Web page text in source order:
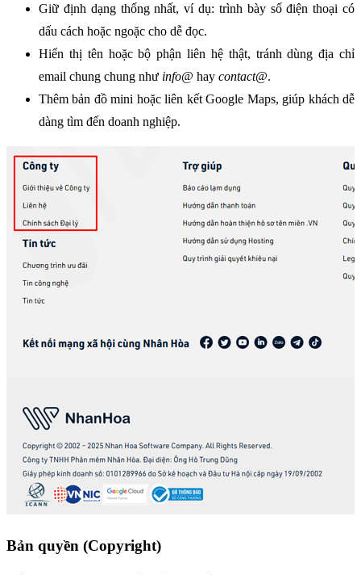
Giữ định dạng thống nhất, ví dụ: trình bày số điện thoại có
dấu cách hoặc ngoặc cho dễ đọc.
Hiển thị tên hoặc bộ phận liên hệ thật, tránh dùng địa chỉ
email chung chung như info@ hay contact@.
Thêm bản đồ mini hoặc liên kết Google Maps, giúp khách dễ
dàng tìm đến doanh nghiệp.
Bản quyền (Copyright)